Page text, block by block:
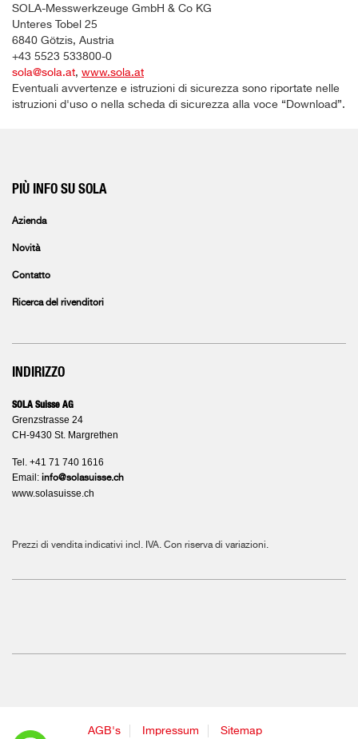
SOLA-Messwerkzeuge GmbH & Co KG
Unteres Tobel 25
6840 Götzis, Austria
+43 5523 533800-0
sola@sola.at, www.sola.at
Eventuali avvertenze e istruzioni di sicurezza sono riportate nelle
istruzioni d'uso o nella scheda di sicurezza alla voce “Download”.
PIÙ INFO SU SOLA
Azienda
Novità
Contatto
Ricerca del rivenditori
INDIRIZZO
SOLA Suisse AG
Grenzstrasse 24
CH-9430 St. Margrethen
Tel. +41 71 740 1616
Email: info@solasuisse.ch
www.solasuisse.ch
Prezzi di vendita indicativi incl. IVA. Con riserva di variazioni.
AGB's Impressum Sitemap